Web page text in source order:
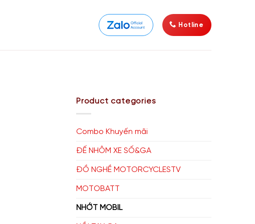
Hotline
Product categories
Combo Khuyến mãi
ĐẾ NHÔM XE SỐ&GA
ĐỒ NGHỀ MOTORCYCLESTV
MOTOBATT
NHỚT MOBIL